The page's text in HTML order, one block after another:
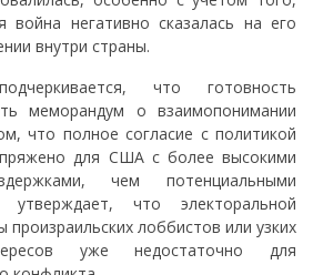
негативно сказалась на его
внутри страны.
что готовность
меморандум о взаимопонимании
что полное согласие с политикой
для США с более высокими
чем потенциальными
что электоральной
лоббистов или узких
уже недостаточно для